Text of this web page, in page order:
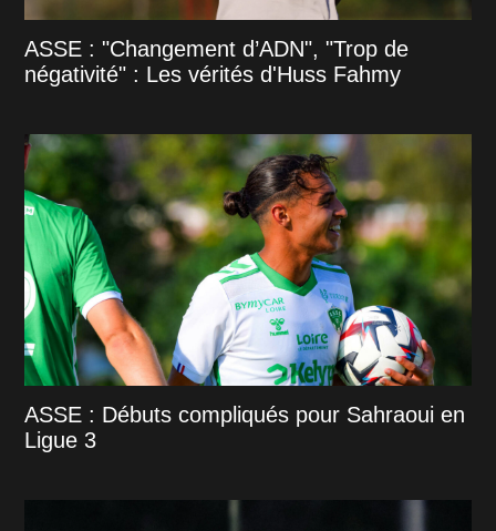
ASSE : "Changement d’ADN", "Trop de
négativité" : Les vérités d'Huss Fahmy
ASSE : Débuts compliqués pour Sahraoui en
Ligue 3